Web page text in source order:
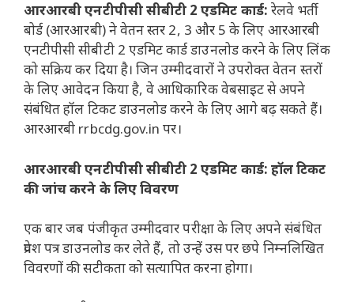
आरआरबी एनटीपीसी सीबीटी 2 एडमिट कार्ड: रेलवे भर्ती
बोर्ड (आरआरबी) ने वेतन स्तर 2, 3 और 5 के लिए आरआरबी
एनटीपीसी सीबीटी 2 एडमिट कार्ड डाउनलोड करने के लिए लिंक
को सक्रिय कर दिया है। जिन उम्मीदवारों ने उपरोक्त वेतन स्तरों
के लिए आवेदन किया है, वे आधिकारिक वेबसाइट से अपने
संबंधित हॉल टिकट डाउनलोड करने के लिए आगे बढ़ सकते हैं।
आरआरबी rrbcdg.gov.in पर।
आरआरबी एनटीपीसी सीबीटी 2 एडमिट कार्ड: हॉल टिकट
की जांच करने के लिए विवरण
एक बार जब पंजीकृत उम्मीदवार परीक्षा के लिए अपने संबंधित
प्रवेश पत्र डाउनलोड कर लेते हैं, तो उन्हें उस पर छपे निम्नलिखित
विवरणों की सटीकता को सत्यापित करना होगा।